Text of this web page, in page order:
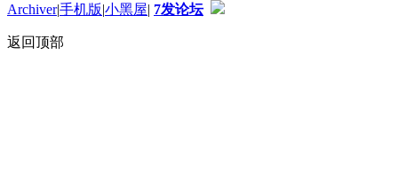
Archiver|手机版|小黑屋| 7发论坛
返回顶部